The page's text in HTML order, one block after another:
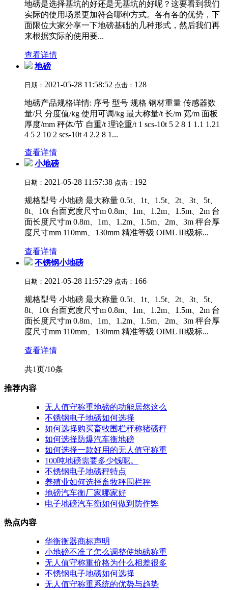
地磅是选择基坑的好还是无基坑的好呢？这要看到我们
实际的使用场景更加符合哪种方式。各有各的优势，下
面限位大家分享一下地磅基础的几种形式，然后我们再
来根据实际的使用要...
查看详情
地磅
日期： 2021-05-28 11:58:52 点击： 128
地磅产品规格详情: 序号 型号 规格 钢材重量 传感器数
量/只 分度值/kg 使用可调/kg 最大称量/t 长/m 宽/m 面板
厚度/mm 秤体/节 自重/t 理论重/t 1 scs-10t 5 2 8 1 1.1 1.21
4 5 2 10 2 scs-10t 4 2.2 8 1...
查看详情
小地磅
日期： 2021-05-28 11:57:38 点击： 192
规格型号 小地磅 最大称量 0.5t、1t、1.5t、2t、3t、5t、
8t、10t 台面宽度尺寸m 0.8m、1m、1.2m、1.5m、2m 台
面长度尺寸m 0.8m、1m、1.2m、1.5m、2m、3m 秤台厚
度尺寸mm 110mm、130mm 精准等级 OIML III级标...
查看详情
不锈钢小地磅
日期： 2021-05-28 11:57:29 点击： 166
规格型号 小地磅 最大称量 0.5t、1t、1.5t、2t、3t、5t、
8t、10t 台面宽度尺寸m 0.8m、1m、1.2m、1.5m、2m 台
面长度尺寸m 0.8m、1m、1.2m、1.5m、2m、3m 秤台厚
度尺寸mm 110mm、130mm 精准等级 OIML III级标...
查看详情
共1页/10条
推荐内容
无人值守称重地磅的功能居然这么
不锈钢电子地磅如何选择
如何选择购买畜牧围栏秤称猪磅秤
如何选择防爆汽车衡地磅
如何选择一款好用的无人值守称重
100吨地磅需要多少钱呢。
不锈钢电子地磅秤特点
养殖业如何选择畜牧秤围栏秤
地磅汽车衡厂家哪家好
电子地磅汽车衡如何做到防作弊
热点内容
华衡衡器商标声明
小地磅不准了怎么调整使地磅称重
无人值守称重价格为什么相差很多
不锈钢电子地磅如何选择
无人值守称重系统的优势与趋势